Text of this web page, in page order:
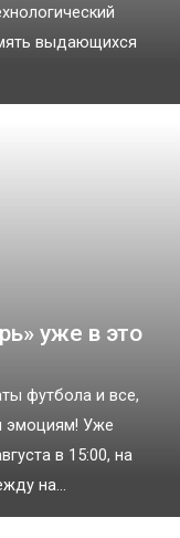
выдающихся
уже в это
футбола и все,
эмоциям! Уже
в 15:00, на
на...